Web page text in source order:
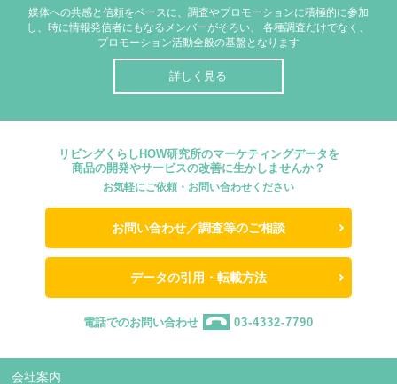
媒体への共感と信頼をベースに、調査やプロモーションに積極的に参加
し、時に情報発信者にもなるメンバーがそろい、
各種調査だけでなく、
プロモーション活動全般の基盤となります
詳しく見る
リビングくらしHOW研究所のマーケティングデータを
商品の開発やサービスの改善に生かしませんか？
お気軽にご依頼・お問い合わせください
お問い合わせ／調査等のご相談
データの引用・転載方法
電話でのお問い合わせ 03-4332-7790
会社案内